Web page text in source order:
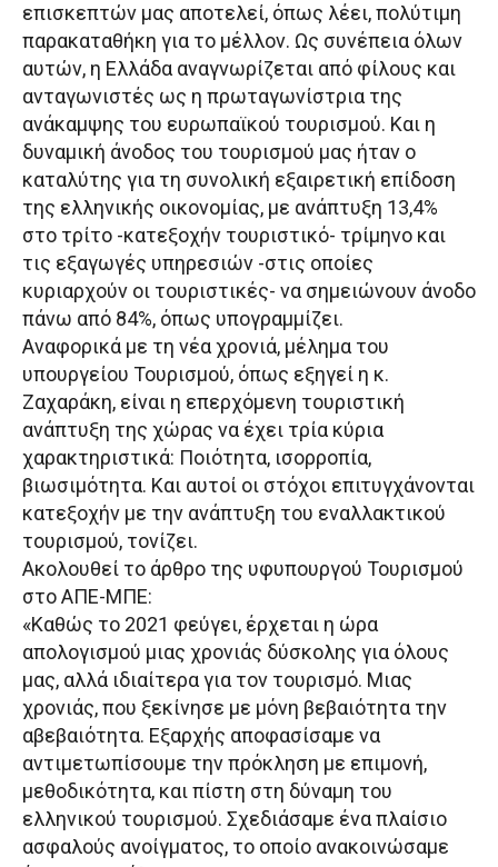
επισκεπτών μας αποτελεί, όπως λέει, πολύτιμη
παρακαταθήκη για το μέλλον. Ως συνέπεια όλων
αυτών, η Ελλάδα αναγνωρίζεται από φίλους και
ανταγωνιστές ως η πρωταγωνίστρια της
ανάκαμψης του ευρωπαϊκού τουρισμού. Και η
δυναμική άνοδος του τουρισμού μας ήταν ο
καταλύτης για τη συνολική εξαιρετική επίδοση
της ελληνικής οικονομίας, με ανάπτυξη 13,4%
στο τρίτο -κατεξοχήν τουριστικό- τρίμηνο και
τις εξαγωγές υπηρεσιών -στις οποίες
κυριαρχούν οι τουριστικές- να σημειώνουν άνοδο
πάνω από 84%, όπως υπογραμμίζει.
Αναφορικά με τη νέα χρονιά, μέλημα του
υπουργείου Τουρισμού, όπως εξηγεί η κ.
Ζαχαράκη, είναι η επερχόμενη τουριστική
ανάπτυξη της χώρας να έχει τρία κύρια
χαρακτηριστικά: Ποιότητα, ισορροπία,
βιωσιμότητα. Και αυτοί οι στόχοι επιτυγχάνονται
κατεξοχήν με την ανάπτυξη του εναλλακτικού
τουρισμού, τονίζει.
Ακολουθεί το άρθρο της υφυπουργού Τουρισμού
στο ΑΠΕ-ΜΠΕ:
«Καθώς το 2021 φεύγει, έρχεται η ώρα
απολογισμού μιας χρονιάς δύσκολης για όλους
μας, αλλά ιδιαίτερα για τον τουρισμό. Μιας
χρονιάς, που ξεκίνησε με μόνη βεβαιότητα την
αβεβαιότητα. Εξαρχής αποφασίσαμε να
αντιμετωπίσουμε την πρόκληση με επιμονή,
μεθοδικότητα, και πίστη στη δύναμη του
ελληνικού τουρισμού. Σχεδιάσαμε ένα πλαίσιο
ασφαλούς ανοίγματος, το οποίο ανακοινώσαμε